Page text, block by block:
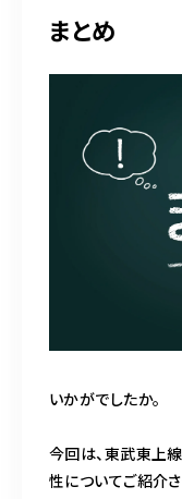
まとめ
いかがでしたか。
今回は、東武東上
性についてご紹介